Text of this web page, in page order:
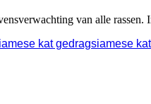
van alle
kat gedragsiamese